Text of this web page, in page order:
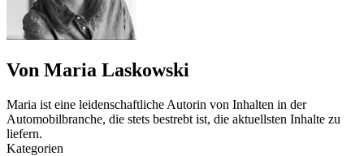
Von Maria Laskowski
Maria ist eine leidenschaftliche Autorin von Inhalten in der
Automobilbranche, die stets bestrebt ist, die aktuellsten Inhalte zu
liefern.
Kategorien